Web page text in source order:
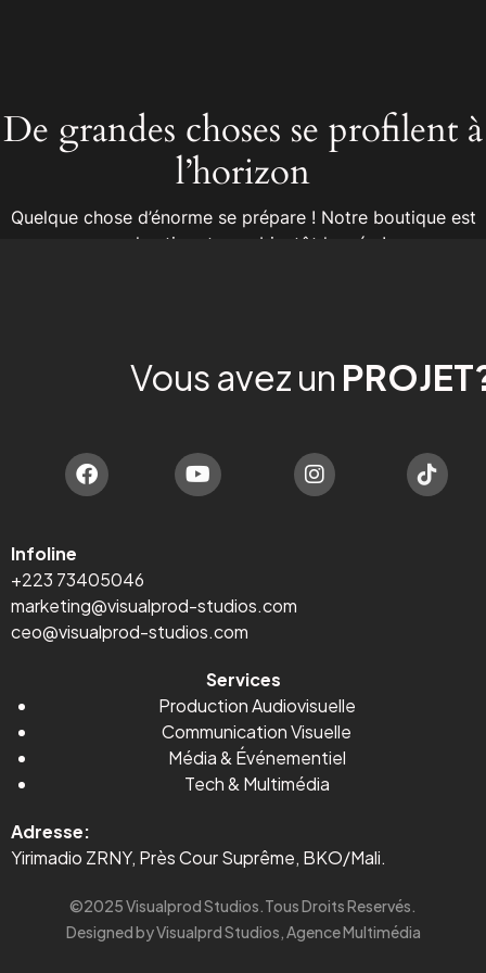
De grandes choses se profilent à
l’horizon
Quelque chose d’énorme se prépare ! Notre boutique est
en chantier et sera bientôt lancée !
Vous avez un
Infoline
+223 73405046
marketing@visualprod-studios.com
ceo@visualprod-studios.com
Services
Production Audiovisuelle
Communication Visuelle
Média& Événementiel
Tech & Multimédia
Adresse:
Yirimadio ZRNY, Près Cour Suprême, BKO/Mali.
©2025 Visualprod Studios.Tous Droits Reservés.
Designed by Visualprd Studios, Agence Multimédia